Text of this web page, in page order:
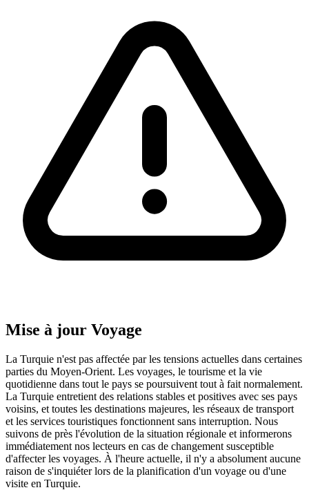
Mise à jour Voyage
La Turquie n'est pas affectée par les tensions actuelles dans certaines
parties du Moyen-Orient. Les voyages, le tourisme et la vie
quotidienne dans tout le pays se poursuivent tout à fait normalement.
La Turquie entretient des relations stables et positives avec ses pays
voisins, et toutes les destinations majeures, les réseaux de transport
et les services touristiques fonctionnent sans interruption. Nous
suivons de près l'évolution de la situation régionale et informerons
immédiatement nos lecteurs en cas de changement susceptible
d'affecter les voyages. À l'heure actuelle, il n'y a absolument aucune
raison de s'inquiéter lors de la planification d'un voyage ou d'une
visite en Turquie.